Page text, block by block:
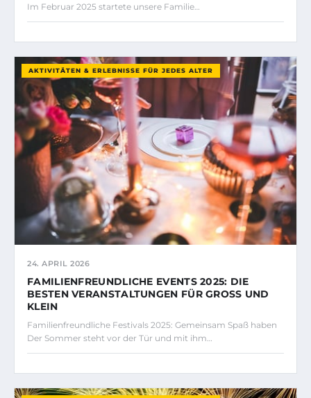
Im Februar 2025 startete unsere Familie…
AKTIVITÄTEN & ERLEBNISSE FÜR JEDES ALTER
24. APRIL 2026
FAMILIENFREUNDLICHE EVENTS 2025: DIE
BESTEN VERANSTALTUNGEN FÜR GROSS UND K
LEIN
Familienfreundliche Festivals 2025: Gemeinsam Spaß haben
Der Sommer steht vor der Tür und mit ihm…